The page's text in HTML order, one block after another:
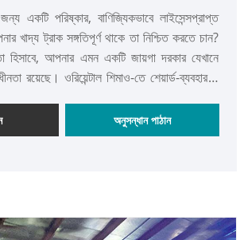
একটি পরিষ্কার, বাণিজ্যিকভাবে লাইসেন্সপ্রাপ্ত
খাদ্য ট্রাক সঙ্গতিপূর্ণ থাকে তা নিশ্চিত করতে চান?
আপনার এমন একটি জায়গা দরকার যেখানে
রয়েছে। ওরিয়েন্টাল শিমাও-তে শেয়ার্ড-ব্যবহার বা
খাবারের ট্রাককে তাদের ব্যবসায় মনোযোগ দিতে
বাণিজ্যিকভাবে-লাইসেন্সযুক্ত স্থান অফার করে
অনুসন্ধান পাঠান